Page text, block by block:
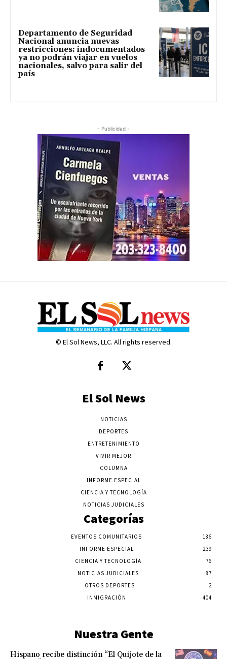
Departamento de Seguridad
Nacional anuncia nuevas
restricciones: indocumentados
ya no podrán viajar en vuelos
nacionales, salvo para salir del
país
- Publicidad -
© El Sol News, LLC. All rights reserved.
El Sol News
NOTICIAS
DEPORTES
ENTRETENIMIENTO
VIVIR MEJOR
COLUMNA
INFORME ESPECIAL
CIENCIA Y TECNOLOGÍA
NOTICIAS JUDICIALES
Categorías
EVENTOS COMUNITARIOS
186
INFORME ESPECIAL
239
CIENCIA Y TECNOLOGÍA
76
NOTICIAS JUDICIALES
87
OTROS DEPORTES
2
INMIGRACIÓN
404
Nuestra Gente
Hispano recibe distinción “El Quijote de la